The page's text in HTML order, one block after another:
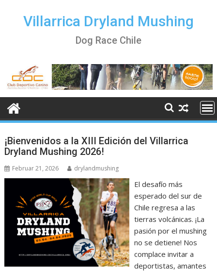
Villarrica Dryland Mushing
Dog Race Chile
¡Bienvenidos a la XIII Edición del Villarrica
Dryland Mushing 2026!
Februar 21, 2026 drylandmushing
El desafío más
esperado del sur de
Chile regresa a las
tierras volcánicas. ¡La
pasión por el mushing
no se detiene! Nos
complace invitar a
deportistas, amantes